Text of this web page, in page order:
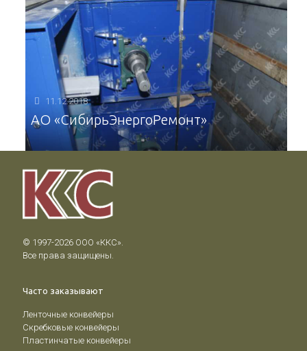
11.12.2018
АО «СибирьЭнергоРемонт»
© 1997-2026 ООО «ККС».
Все права защищены.
Часто заказывают
Ленточные конвейеры
Скребковые конвейеры
Пластинчатые конвейеры